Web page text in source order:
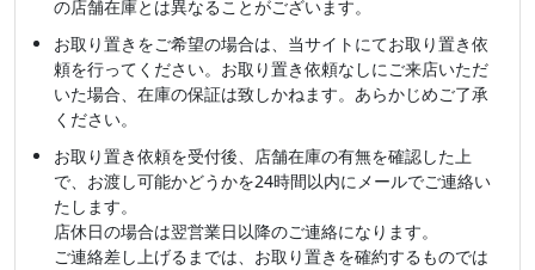
の店舗在庫とは異なることがございます。
お取り置きをご希望の場合は、当サイトにてお取り置き依
頼を行ってください。お取り置き依頼なしにご来店いただ
いた場合、在庫の保証は致しかねます。あらかじめご了承
ください。
お取り置き依頼を受付後、店舗在庫の有無を確認した上
で、お渡し可能かどうかを24時間以内にメールでご連絡い
たします。
店休日の場合は翌営業日以降のご連絡になります。
ご連絡差し上げるまでは、お取り置きを確約するものでは